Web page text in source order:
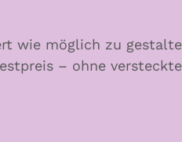
wie möglich zu
– ohne